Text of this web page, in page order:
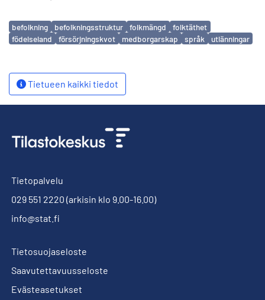
Avainsanat
befolkning befolkningsstruktur folkmängd
folktäthet
födelseland
försörjningskvot medborgarskap språk utlänningar
Tietueen kaikki tiedot
Tietopalvelu
029 551 2220 (arkisin klo 9.00-16.00)
info@stat.fi
Tietosuojaseloste
Saavutettavuusseloste
Evästeasetukset